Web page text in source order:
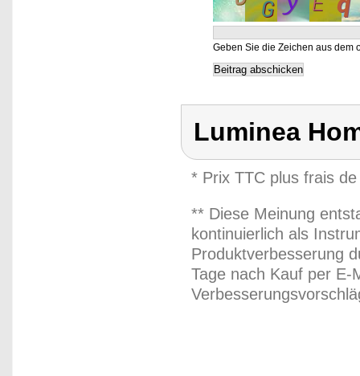
Geben Sie die Zeichen aus dem
Luminea
* Prix TTC plus frais
** Diese Meinung
kontinuierlich als
Produktverbesserung
Tage nach Kauf per E-